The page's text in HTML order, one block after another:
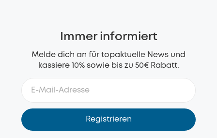
Immer informiert
Melde dich an für topaktuelle News und
kassiere 10% sowie bis zu 50€ Rabatt.
Registrieren